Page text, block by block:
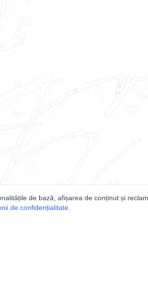
de bază, afișarea de conținut și
de confidențialitate